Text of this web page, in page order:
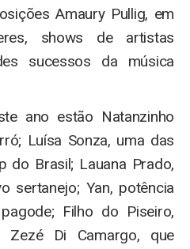
Amaury Pullig, em
shows de artistas
sucessos da música
ano estão Natanzinho
Luísa Sonza, uma das
do Brasil; Lauana Prado,
sertanejo; Yan, potência
Filho do Piseiro,
Zezé Di Camargo, que